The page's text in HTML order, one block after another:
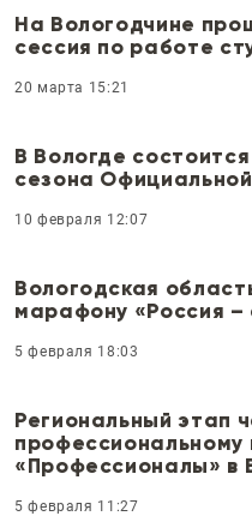
На Вологодчине
сессия по работе
20 марта 15:21
В Вологде
сезона
10 февраля 12:07
Вологодская
марафону «Россия –
5 февраля 18:03
Региональный этап
профессиональному
«Профессионалы» в
5 февраля 11:27